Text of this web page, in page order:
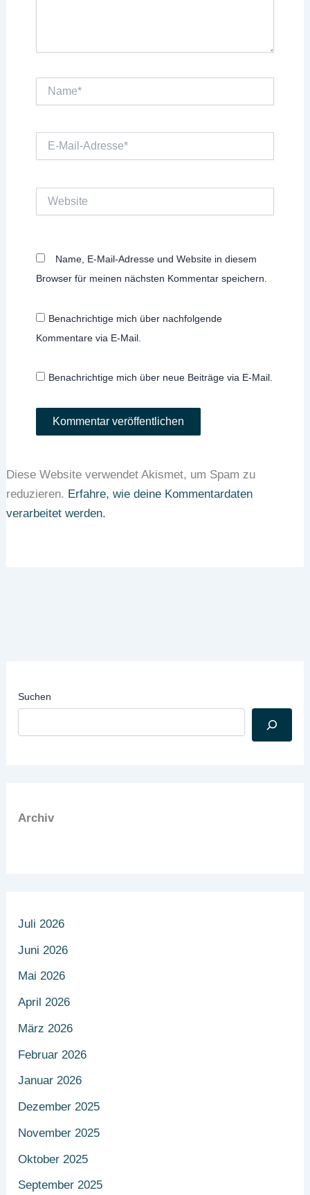
Suchen
Archiv
Juli 2026
Juni 2026
Mai 2026
April 2026
März 2026
Februar 2026
Januar 2026
Dezember 2025
November 2025
Oktober 2025
September 2025
Mail-
Name, E-Mail-Adresse und Website in diesem
Browser für meinen nächsten Kommentar speichern.
Benachrichtige mich über nachfolgende
Kommentare via E-Mail.
Benachrichtige mich über neue Beiträge via E-Mail.
Diese Website verwendet Akismet, um Spam zu
reduzieren. Erfahre, wie deine Kommentardaten
verarbeitet werden.